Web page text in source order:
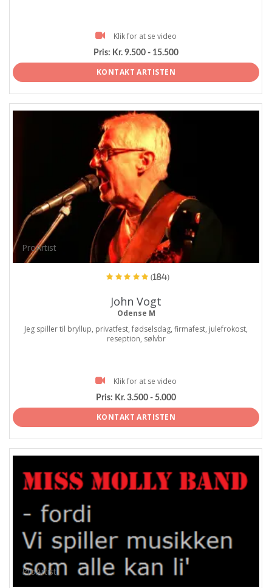
Klik for at se video
Pris: Kr. 9.500 - 15.500
KONTAKT ARTISTEN
ProArtist
(184)
John Vogt
Odense M
Jeg spiller til bryllup, privatfest, fødselsdag, firmafest, julefrokost,
reseption, sølvbr
Klik for at se video
Pris: Kr. 3.500 - 5.000
KONTAKT ARTISTEN
ProArtist